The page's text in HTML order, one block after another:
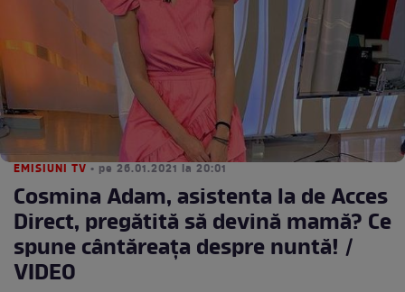
EMISIUNI TV • pe 26.01.2021 la 20:01
Cosmina Adam, asistenta la de Acces
Direct, pregătită să devină mamă? Ce
spune cântăreața despre nuntă! /
VIDEO